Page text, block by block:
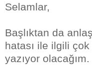
Selamlar,
Başlıktan da
hatası ile ilgili çok
yazıyor olacağım.